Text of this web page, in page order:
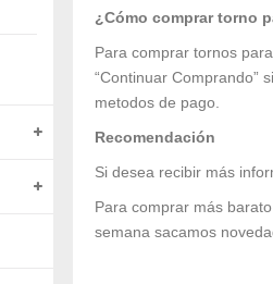
¿Cómo comprar torno
Para comprar tornos
“Continuar Comprando”
metodos de pago.
Recomendación
Si desea recibir más
Para comprar más
semana sacamos